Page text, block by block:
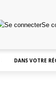
Se
DANS VOTRE